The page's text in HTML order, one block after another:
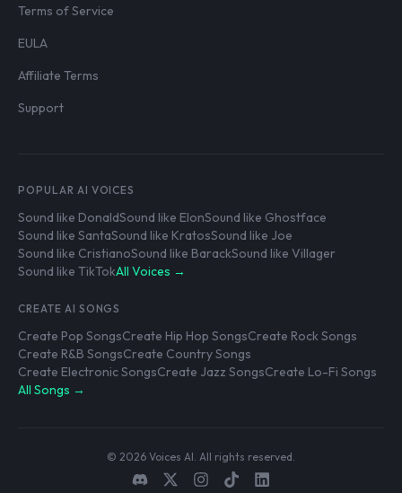
Terms of Service
EULA
Affiliate Terms
Support
POPULAR AI VOICES
Sound like DonaldSound like ElonSound like Ghostface
Sound like SantaSound like KratosSound like Joe
Sound like CristianoSound like BarackSound like Villager
Sound like TikTokAll Voices →
CREATE AI SONGS
Create Pop SongsCreate Hip Hop SongsCreate Rock Songs
Create R&B SongsCreate Country Songs
Create Electronic SongsCreate Jazz SongsCreate Lo-Fi Songs
All Songs →
© 2026 Voices AI. All rights reserved.